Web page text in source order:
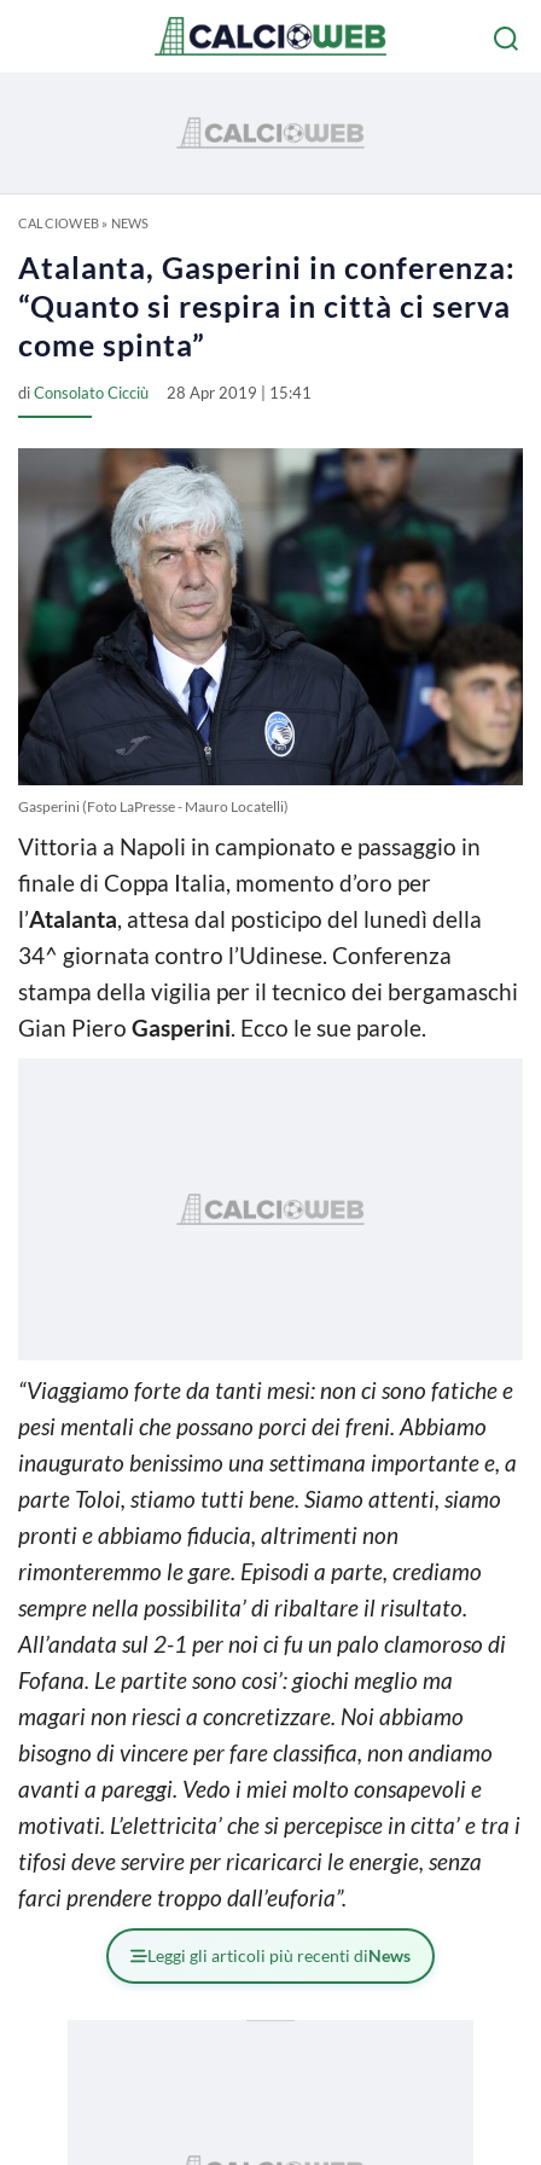
CALCIOWEB» NEWS
Atalanta, Gasperini in conferenza:
“Quanto si respira in città ci serva
come spinta”
diConsolato Cicciù 28 Apr 2019 | 15:41
Gasperini (Foto LaPresse - Mauro Locatelli)
Vittoria a Napoli in campionato e passaggio in
finale di Coppa Italia, momento d’oro per
l’Atalanta, attesa dal posticipo del lunedì della
34^ giornata contro l’Udinese. Conferenza
stampa della vigilia per il tecnico dei bergamaschi
Gian Piero Gasperini. Ecco le sue parole.
“Viaggiamo forte da tanti mesi: non ci sono fatiche e
pesi mentali che possano porci dei freni. Abbiamo
inaugurato benissimo una settimana importante e, a
parte Toloi, stiamo tutti bene. Siamo attenti, siamo
pronti e abbiamo fiducia, altrimenti non
rimonteremmo le gare. Episodi a parte, crediamo
sempre nella possibilita’ di ribaltare il risultato.
All’andata sul 2-1 per noi ci fu un palo clamoroso di
Fofana. Le partite sono cosi’: giochi meglio ma
magari non riesci a concretizzare. Noi abbiamo
bisogno di vincere per fare classifica, non andiamo
avanti a pareggi. Vedo i miei molto consapevoli e
motivati. L’elettricita’ che si percepisce in citta’ e tra i
tifosi deve servire per ricaricarci le energie, senza
farci prendere troppo dall’euforia”.
Leggi gli articoli più recenti diNews